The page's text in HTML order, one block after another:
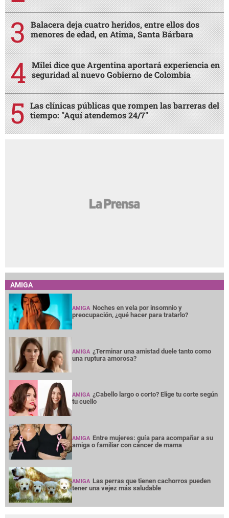
Balacera deja cuatro heridos, entre ellos dos
menores de edad, en Atima, Santa Bárbara
Milei dice que Argentina aportará experiencia en
seguridad al nuevo Gobierno de Colombia
Las clínicas públicas que rompen las barreras del
tiempo: "Aquí atendemos 24/7"
AMIGA
AMIGA Noches en vela por insomnio y
preocupación, ¿qué hacer para tratarlo?
AMIGA ¿Terminar una amistad duele tanto como
una ruptura amorosa?
AMIGA ¿Cabello largo o corto? Elige tu corte según
tu cuello
AMIGA Entre mujeres: guía para acompañar a su
amiga o familiar con cáncer de mama
AMIGA Las perras que tienen cachorros pueden
tener una vejez más saludable